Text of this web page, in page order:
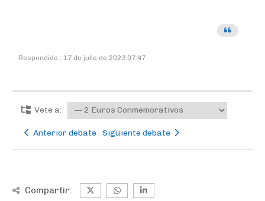
Respondido : 17 de julio de 2023 07:47
Vete a:
Anterior debate Siguiente debate
Compartir: